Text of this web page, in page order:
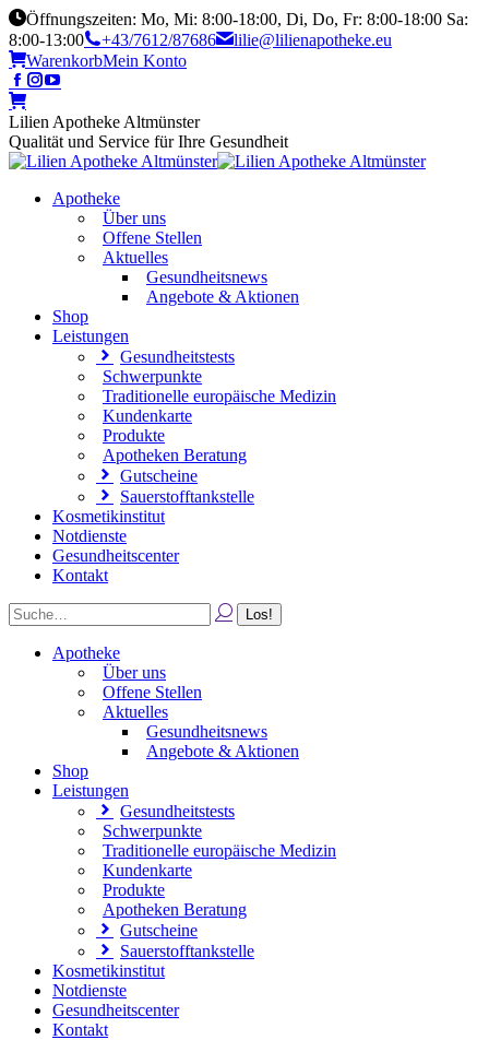
Öffnungszeiten: Mo, Mi: 8:00-18:00, Di, Do, Fr: 8:00-18:00 Sa:
8:00-13:00
+43/7612/87686
lilie@lilienapotheke.eu
WarenkorbMein Konto
Lilien Apotheke Altmünster
Qualität und Service für Ihre Gesundheit
Apotheke
Über uns
Offene Stellen
Aktuelles
Gesundheitsnews
Angebote & Aktionen
Shop
Leistungen
Gesundheitstests
Schwerpunkte
Traditionelle europäische Medizin
Kundenkarte
Produkte
Apotheken Beratung
Gutscheine
Sauerstofftankstelle
Kosmetikinstitut
Notdienste
Gesundheitscenter
Kontakt
Apotheke
Über uns
Offene Stellen
Aktuelles
Gesundheitsnews
Angebote & Aktionen
Shop
Leistungen
Gesundheitstests
Schwerpunkte
Traditionelle europäische Medizin
Kundenkarte
Produkte
Apotheken Beratung
Gutscheine
Sauerstofftankstelle
Kosmetikinstitut
Notdienste
Gesundheitscenter
Kontakt